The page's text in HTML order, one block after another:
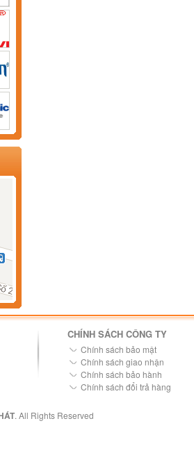
CHÍNH SÁCH CÔNG TY
Chính sách bảo mật
Chính sách giao nhận
Chính sách bảo hành
Chính sách đổi trả hàng
. All Rights Reserved